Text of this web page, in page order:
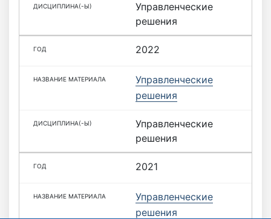
Управленческие
решения
2022
Управленческие
решения
Управленческие
решения
2021
Управленческие
решения